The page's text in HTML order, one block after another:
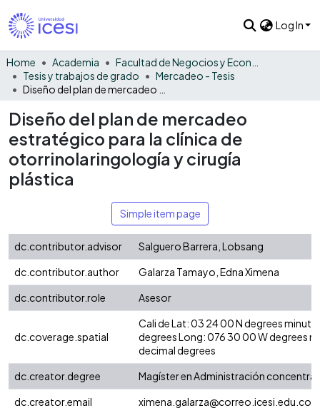
Log In
Home Academia
Tesis y trabajos de grado
Mercadeo - Tesis
Diseño del plan de mercadeo
estratégico para la clínica de
otorrinolaringología y cirugía
plástica
Simple item page
dc.contributor.advisor
Salguero Barrera, Lobsang
dc.contributor.author
Galarza Tamayo, Edna Ximena
dc.contributor.role
Asesor
dc.coverage.spatial
Cali de Lat: 03 24 00 N degrees
degrees Long: 076 30 00 W degrees
decimal degrees
dc.creator.degree
Magíster en Administración
dc.creator.email
ximena.galarza@correo.icesi.edu.co